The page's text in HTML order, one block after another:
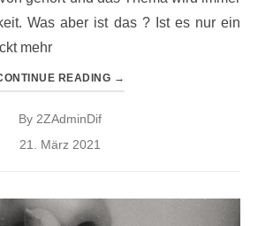
Was aber ist das ? Ist es nur ein
mehr
READING →
By 2ZAdminDif
Posted
21. März 2021